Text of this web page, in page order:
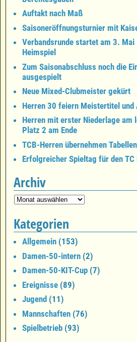
Auftakt nach Maß
Saisoneröffnungsturnier mit
Verbandsrunde startet am 3. Mai
Heimspiel
Zum Saisonabschluss noch die
ausgespielt
Neue Mixed-Clubmeister gekürt
Herren 30 feiern Meistertitel und
Herren mit erster Niederlage am
Platz 2 am Ende
TCB-Herren übernehmen
Erfolgreicher Spieltag für den
Archiv
Kategorien
Allgemein (153)
Damen-50-intern (2)
Damen-50-KIT-Cup (7)
Ereignisse (89)
Jugend (11)
Mannschaften (76)
Spielbetrieb (93)